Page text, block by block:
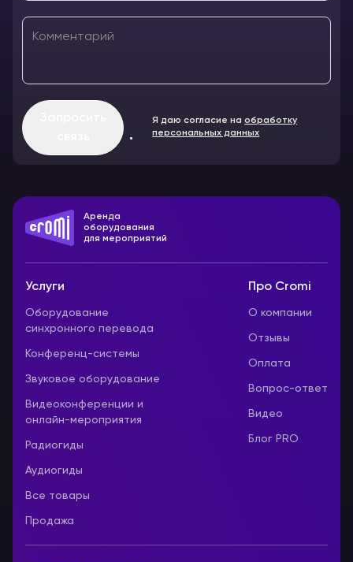
Комментарий
Я даю согласие наобработку
персональных данных
Аренда
оборудования
для мероприятий
Услуги
Оборудование
синхронного перевода
Конференц-системы
Звуковое оборудование
Видеоконференции и
онлайн-мероприятия
Радиогиды
Аудиогиды
Все товары
Продажа
Про Cromi
О компании
Отзывы
Оплата
Вопрос-ответ
Видео
Блог PRO